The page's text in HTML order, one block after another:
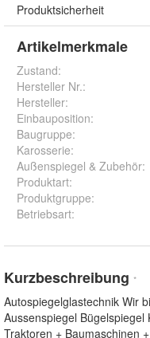
Produktsicherheit
Artikelmerkmale
Zustand:
Hersteller Nr.:
Hersteller:
Einbauposition:
Baugruppe:
Karosserie:
Außenspiegel & Zubehör:
Produktart:
Produktgruppe:
Betriebsart:
Kurzbeschreibung *
Autospiegelglastechnik Wir
Aussenspiegel
Traktoren + Baumaschinen